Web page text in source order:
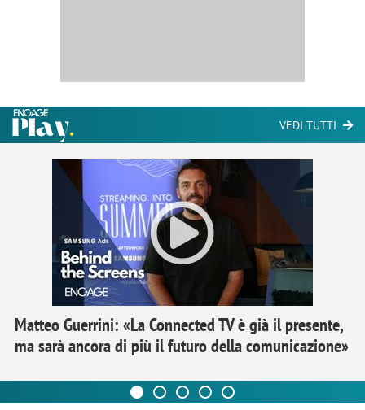
VEDI TUTTI
Matteo Guerrini: «La Connected TV è già il presente,
ma sarà ancora di più il futuro della comunicazione»